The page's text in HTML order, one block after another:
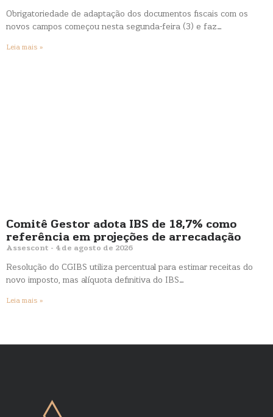
Obrigatoriedade de adaptação dos documentos fiscais com os
novos campos começou nesta segunda-feira (3) e faz…
Leia mais »
Comitê Gestor adota IBS de 18,7% como
referência em projeções de arrecadação
Assescont 4 de agosto de 2026
Resolução do CGIBS utiliza percentual para estimar receitas do
novo imposto, mas alíquota definitiva do IBS…
Leia mais »